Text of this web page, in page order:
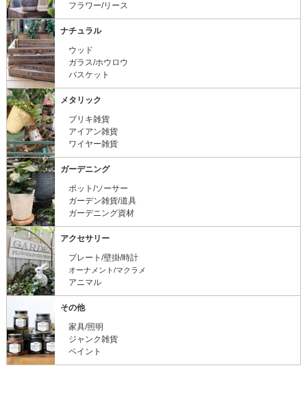
フラワー/リース
ナチュラル
ウッド
ガラス/ホウロウ
バスケット
メタリック
ブリキ雑貨
アイアン雑貨
ワイヤー雑貨
ガーデニング
ポット/ソーサー
ガーデン雑貨/道具
ガーデニング資材
アクセサリー
プレート/壁掛/時計
オーナメント/マクラメ
アニマル
その他
家具/照明
ジャンク雑貨
ペイント